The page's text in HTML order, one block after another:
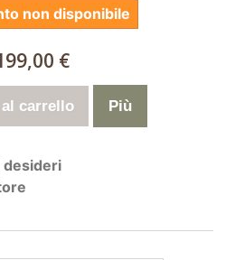
non disponibile
€
carrello Più
desideri